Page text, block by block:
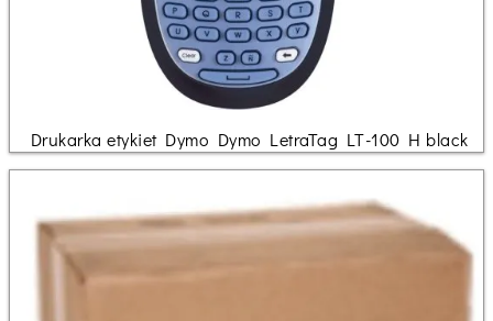
Drukarka etykiet Dymo Dymo LetraTag LT-100 H black